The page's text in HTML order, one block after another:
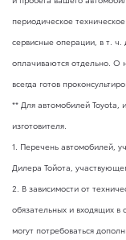
периодическое
сервисные операции, в т. ч.
оплачиваются отдельно. О
всегда готов
** Для автомобилей Toyota,
изготовителя.
1. Перечень автомобилей,
Дилера Тойота,
2. В зависимости от
обязательных и входящих в
могут потребоваться